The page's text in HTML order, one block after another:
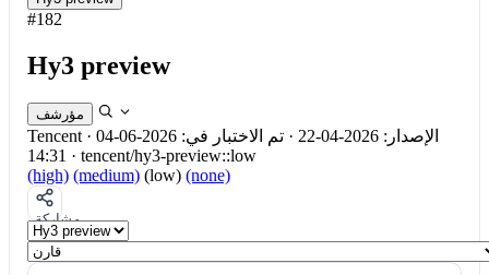
#182
Hy3 preview
مؤرشف
Tencent · الإصدار: 2026-04-22 ·
تم الاختبار في: 2026-06-04
14:31 · tencent/hy3-preview::low
(high) (medium) (low) (none)
مشاركة